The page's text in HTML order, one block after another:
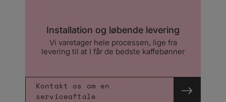
Installation og løbende levering
Vi varetager hele processen, lige fra
levering til at I får de bedste kaffebønner
Kontakt os om en
serviceaftale